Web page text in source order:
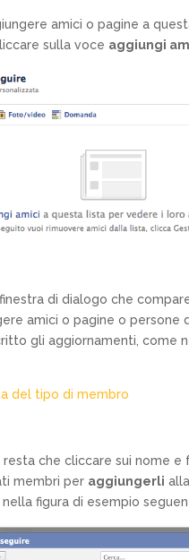
amici o pagine a
sulla voce aggiungi
di dialogo che
amici o pagine o persone
gli aggiornamenti, come
resta che cliccare sui nome e
membri per aggiungerli
figura di esempio